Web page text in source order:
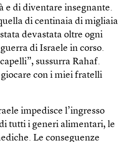
e di diventare insegnante.
di centinaia di migliaia
devastata oltre ogni
di Israele in corso.
sussurra Rahaf.
con i miei fratelli
impedisce l’ingresso
tutti i generi alimentari, le
Le conseguenze